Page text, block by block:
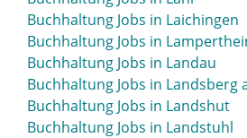
Buchhaltung Jobs in Kusel
Buchhaltung Jobs in Laichingen
Buchhaltung Jobs in
Buchhaltung Jobs in Landau
Buchhaltung Jobs in Landsberg
Buchhaltung Jobs in Landshut
Buchhaltung Jobs in Landstuhl